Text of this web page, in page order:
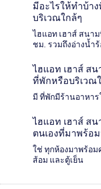
มีอะไรให้ทำบ้า
บริเวณใกล้ๆ
ไฮแอท เฮาส์ สนา
ชม. รวมถึงอ่างน้ำ
ไฮแอท เฮาส์ ส
ที่พักหรือบริเวณ
มี ที่พักมีร้านอาหา
ไฮแอท เฮาส์ ส
ตนเองที่มาพร้อ
ใช่ ทุกห้องมาพร้อ
ส้อม และตู้เย็น